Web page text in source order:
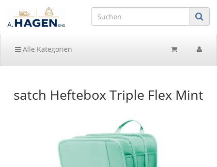
Alle Kategorien
satch Heftebox Triple Flex Mint